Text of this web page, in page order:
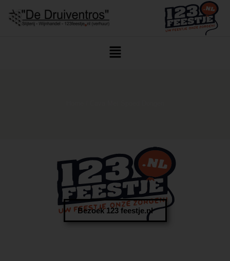
Bezoek 123 feestje.nl